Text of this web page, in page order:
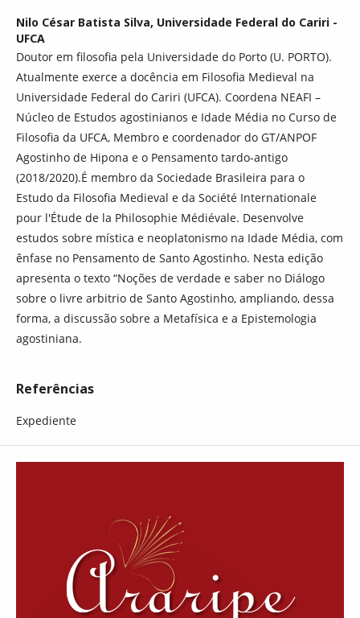
Nilo César Batista Silva, Universidade Federal do Cariri -
UFCA
Doutor em filosofia pela Universidade do Porto (U. PORTO).
Atualmente exerce a docência em Filosofia Medieval na
Universidade Federal do Cariri (UFCA). Coordena NEAFI –
Núcleo de Estudos agostinianos e Idade Média no Curso de
Filosofia da UFCA, Membro e coordenador do GT/ANPOF
Agostinho de Hipona e o Pensamento tardo-antigo
(2018/2020).É membro da Sociedade Brasileira para o
Estudo da Filosofia Medieval e da Société Internationale
pour l'Étude de la Philosophie Médiévale. Desenvolve
estudos sobre mística e neoplatonismo na Idade Média, com
ênfase no Pensamento de Santo Agostinho. Nesta edição
apresenta o texto “Noções de verdade e saber no Diálogo
sobre o livre arbitrio de Santo Agostinho, ampliando, dessa
forma, a discussão sobre a Metafísica e a Epistemologia
agostiniana.
Referências
Expediente